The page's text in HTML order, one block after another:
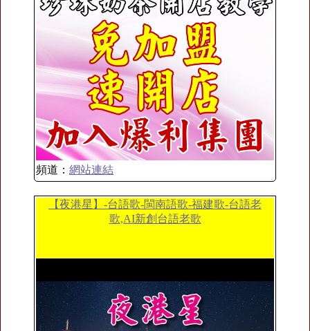
頻道： 網站連結
【夜港星】-台語歌-閩南語歌-福建歌-台語老
歌,AI新創台語老歌